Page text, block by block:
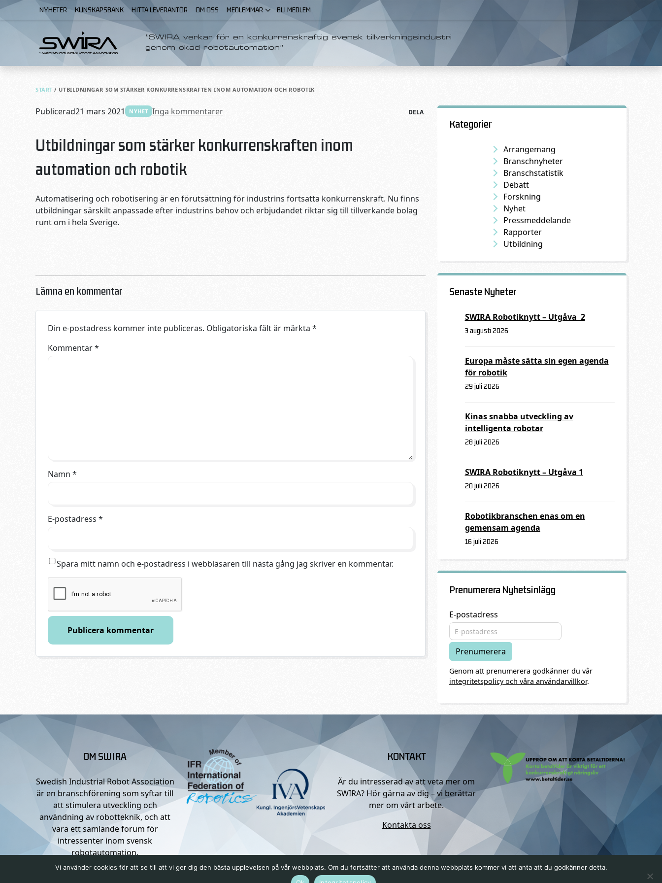
Skip to content
NYHETER KUNSKAPSBANK HITTA LEVERANTÖR OM OSS MEDLEMMAR BLI MEDLEM
”SWIRA verkar för en konkurrenskraftig svensk tillverkningsindustri
genom ökad robotautomation”
START / UTBILDNINGAR SOM STÄRKER KONKURRENSKRAFTEN INOM AUTOMATION OCH ROBOTIK
Publicerad21 mars 2021 NYHET Inga kommentarer DELA
Utbildningar som stärker konkurrenskraften inom
automation och robotik
Automatisering och robotisering är en förutsättning för industrins fortsatta konkurrenskraft. Nu finns
utbildningar särskilt anpassade efter industrins behov och erbjudandet riktar sig till tillverkande bolag
runt om i hela Sverige.
Lämna en kommentar
Din e-postadress kommer inte publiceras. Obligatoriska fält är märkta *
Kommentar*
Namn *
E-postadress *
Spara mitt namn och e-postadress i webbläsaren till nästa gång jag skriver en kommentar.
Kategorier
Arrangemang
Branschnyheter
Branschstatistik
Debatt
Forskning
Nyhet
Pressmeddelande
Rapporter
Utbildning
Senaste Nyheter
SWIRA Robotiknytt – Utgåva 2
3 augusti 2026
Europa måste sätta sin egen agenda
för robotik
29 juli 2026
Kinas snabba utveckling av
intelligenta robotar
28 juli 2026
SWIRA Robotiknytt – Utgåva 1
20 juli 2026
Robotikbranschen enas om en
gemensam agenda
16 juli 2026
Prenumerera Nyhetsinlägg
E-postadress
Genom att prenumerera godkänner du vår
integritetspolicy och våra användarvillkor.
OM SWIRA
Swedish Industrial Robot Association
är en branschförening som syftar till
att stimulera utveckling och
användning av robotteknik, och att
vara ett samlande forum för
intressenter inom svensk
robotautomation.
KONTAKT
Är du intresserad av att veta mer om
SWIRA? Hör gärna av dig – vi berättar
mer om vårt arbete.
Kontakta oss
Vi använder cookies för att se till att vi ger dig den bästa upplevelsen på vår webbplats. Om du fortsätter att använda denna webbplats kommer vi att anta att du godkänner detta.